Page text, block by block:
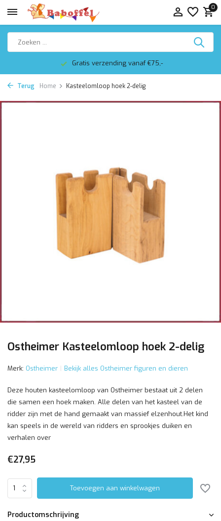
0
Gratis verzending vanaf €75,-
Terug Home Kasteelomloop hoek 2-delig
Ostheimer Kasteelomloop hoek 2-delig
Merk: Ostheimer Bekijk alles Ostheimer figuren en dieren
Deze houten kasteelomloop van Ostheimer bestaat uit 2 delen
die samen een hoek maken. Alle delen van het kasteel van de
ridder zijn met de hand gemaakt van massief elzenhout.Het kind
kan speels in de wereld van ridders en sprookjes duiken en
verhalen over
€27,95
Toevoegen aan winkelwagen
Productomschrijving